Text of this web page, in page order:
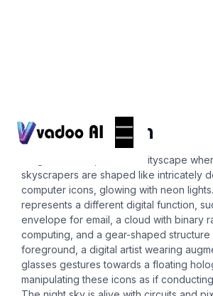
computer icon
Imagine a sleek, futuristic cityscape
skyscrapers are shaped like intricately
computer icons, glowing with neon
represents a different digital function,
envelope for email, a cloud with binary
computing, and a gear-shaped structure
foreground, a digital artist wearing
glasses gestures towards a floating
manipulating these icons as if